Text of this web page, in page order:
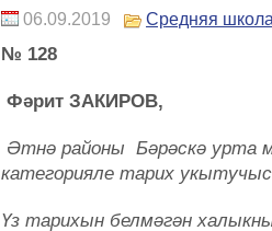
06.09.2019 Средняя
№ 128
Фәрит ЗАКИРОВ,
Әтнә районы Бәрәскә урта
категорияле тарих
Үз тарихын белмәгән